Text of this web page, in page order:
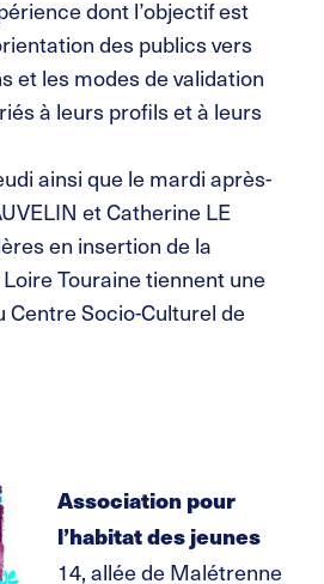
dont l’objectif est
des publics vers
et les modes de validation
à leurs profils et à leurs
ainsi que le mardi après-
et Catherine LE
en insertion de la
Touraine tiennent une
Centre Socio-Culturel de
Association pour
l’habitat des jeunes
14, allée de Malétrenne